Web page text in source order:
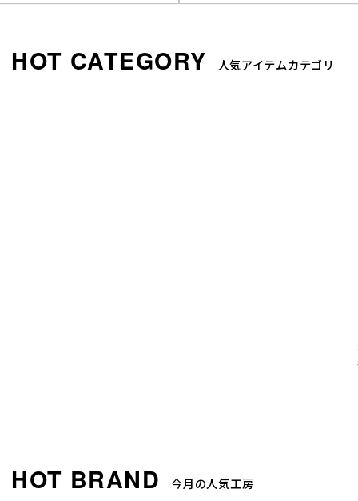
人気アイテムカテゴリ
今月の人気工房